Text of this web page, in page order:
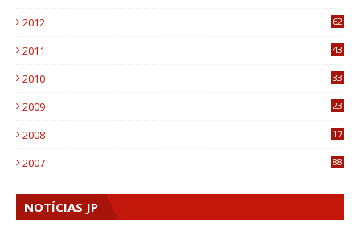
2012
62
2011
43
2010
33
2009
23
2008
17
2007 88
NOTÍCIAS JP